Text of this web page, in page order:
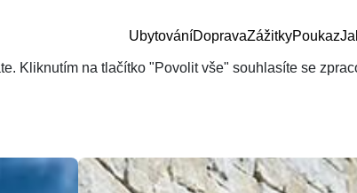
UbytováníDopravaZážitkyPoukaz
Kliknutím na tlačítko "Povolit vše" souhlasíte se